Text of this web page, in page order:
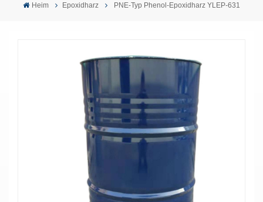
Heim Epoxidharz PNE-Typ Phenol-Epoxidharz YLEP-631